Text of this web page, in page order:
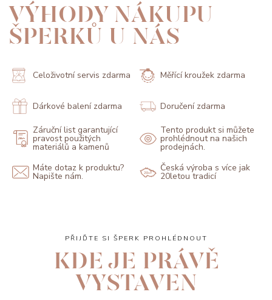
VÝHODY NÁKUPU
ŠPERKŮ U NÁS
Celoživotní servis zdarma Měřící kroužek zdarma
Dárkové balení zdarma Doručení zdarma
Záruční list garantující
pravost použitých
materiálů a kamenů
Tento produkt si můžete
prohlédnout na našich
prodejnách.
Máte dotaz k produktu?
Napište nám.
Česká výroba s více jak
20letou tradicí
PŘIJĎTE SI ŠPERK PROHLÉDNOUT
KDE JE PRÁVĚ
VYSTAVEN